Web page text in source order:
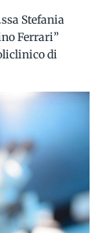
Stefania
Ferrari”
di